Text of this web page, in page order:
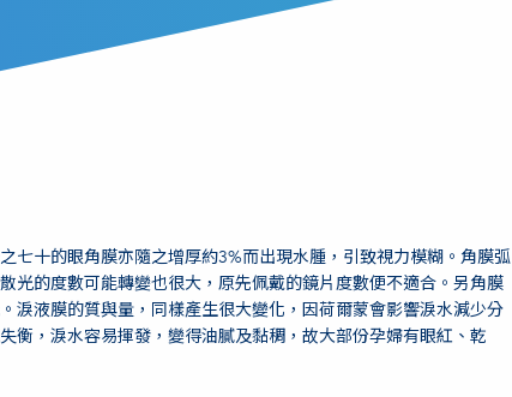
七十的眼角膜亦隨之增厚約3%而出現水腫，引致視力模糊。角膜弧
光的度數可能轉變也很大，原先佩戴的鏡片度數便不適合。另角膜
淚液膜的質與量，同樣產生很大變化，因荷爾蒙會影響淚水減少分
衡，淚水容易揮發，變得油膩及黏稠，故大部份孕婦有眼紅、乾